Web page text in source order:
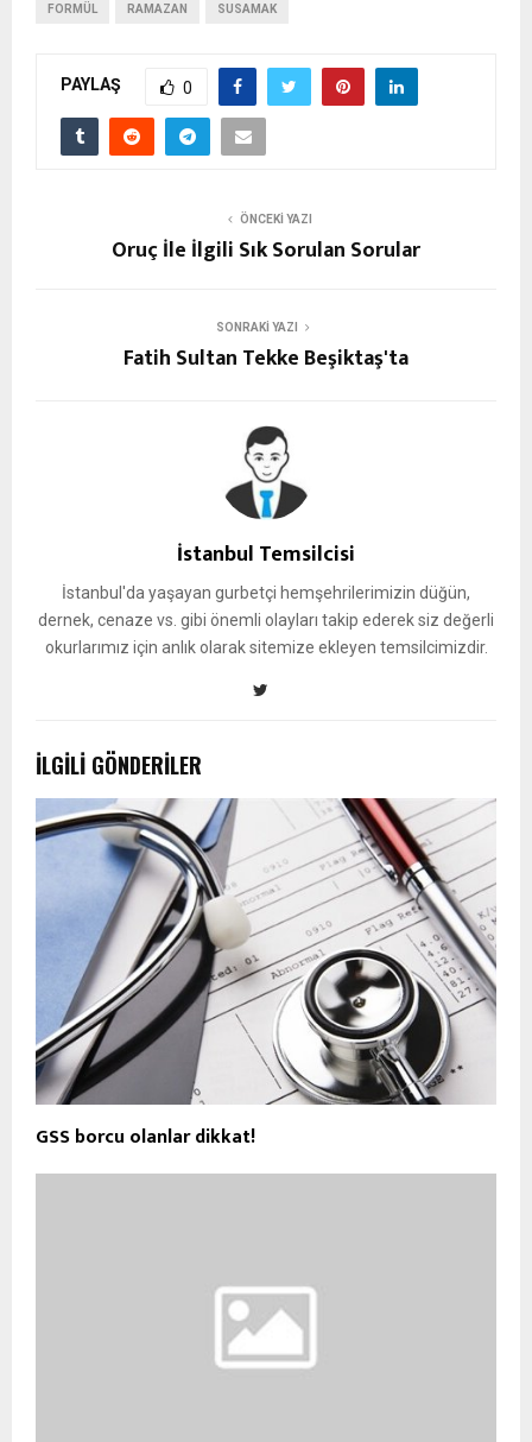
FORMÜL RAMAZAN SUSAMAK
PAYLAŞ 0
ÖNCEKI YAZI
Oruç İle İlgili Sık Sorulan Sorular
SONRAKI YAZI
Fatih Sultan Tekke Beşiktaş'ta
İstanbul Temsilcisi
İstanbul'da yaşayan gurbetçi hemşehrilerimizin düğün,
dernek, cenaze vs. gibi önemli olayları takip ederek siz değerli
okurlarımız için anlık olarak sitemize ekleyen temsilcimizdir.
İLGILI GÖNDERILER
GSS borcu olanlar dikkat!